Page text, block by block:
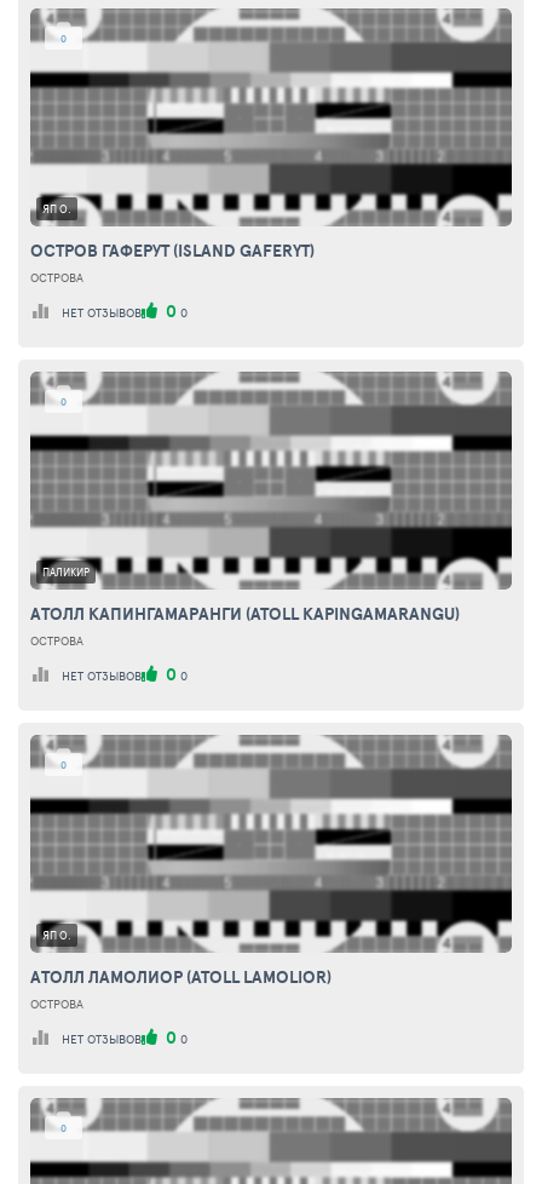
0
ЯП О.
ОСТРОВ ГАФЕРУТ (ISLAND GAFERYT)
ОСТРОВА
НЕТ ОТЗЫВОВ 0 0
0
ПАЛИКИР
АТОЛЛ КАПИНГАМАРАНГИ (ATOLL KAPINGAMARANGU)
ОСТРОВА
НЕТ ОТЗЫВОВ 0 0
0
ЯП О.
АТОЛЛ ЛАМОЛИОР (ATOLL LAMOLIOR)
ОСТРОВА
НЕТ ОТЗЫВОВ 0 0
0